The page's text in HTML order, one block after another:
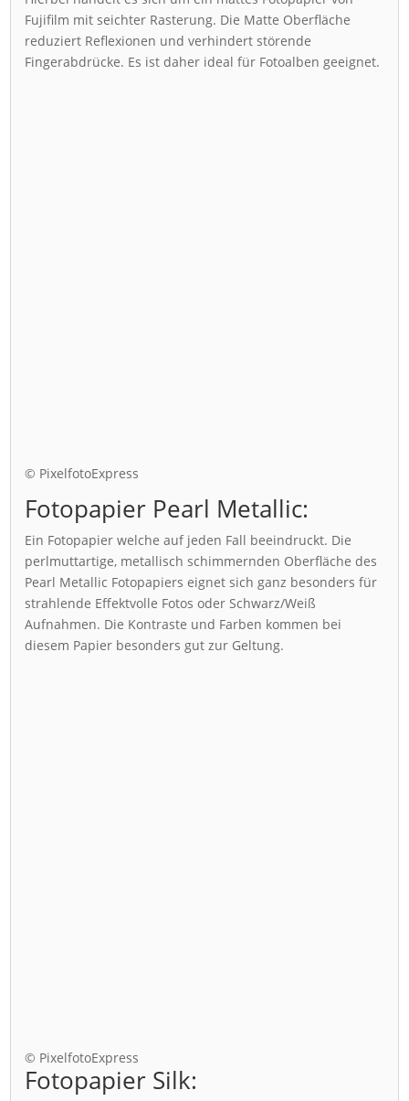
Fujifilm mit seichter Rasterung. Die Matte Oberfläche
reduziert Reflexionen und verhindert störende
Fingerabdrücke. Es ist daher ideal für Fotoalben geeignet.
© PixelfotoExpress
Fotopapier Pearl Metallic:
Ein Fotopapier welche auf jeden Fall beeindruckt. Die
perlmuttartige, metallisch schimmernden Oberfläche des
Pearl Metallic Fotopapiers eignet sich ganz besonders für
strahlende Effektvolle Fotos oder Schwarz/Weiß
Aufnahmen. Die Kontraste und Farben kommen bei
diesem Papier besonders gut zur Geltung.
© PixelfotoExpress
Fotopapier Silk: